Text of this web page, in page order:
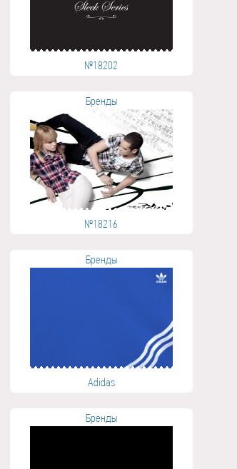
№18202
Бренды
№18216
Бренды
Adidas
Бренды